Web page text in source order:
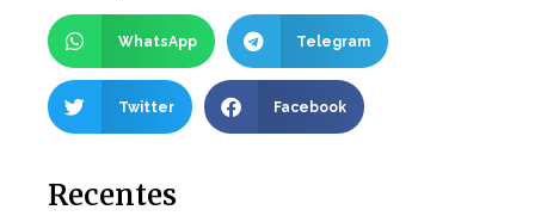
WhatsApp Telegram
Twitter Facebook
Recentes